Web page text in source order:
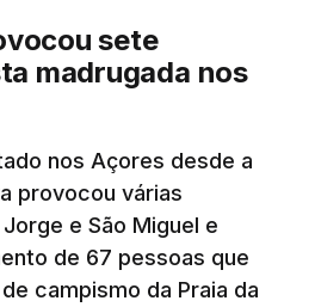
sete
madrugada nos
nos Açores desde a
provocou várias
e São Miguel e
de 67 pessoas que
campismo da Praia da